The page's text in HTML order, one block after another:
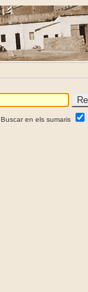
Buscar en els sumaris